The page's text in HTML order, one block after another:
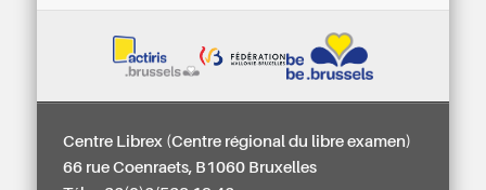
Centre Librex (Centre régional du libre examen)
66 rue Coenraets, B1060 Bruxelles